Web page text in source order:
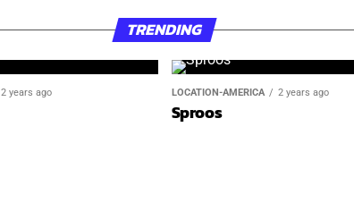
TRENDING
2 years ago LOCATION-AMERICA 2 years ago
Sproos